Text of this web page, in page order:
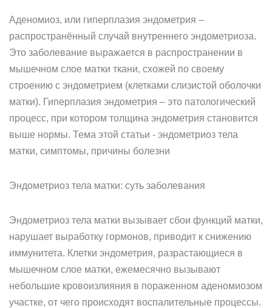
Аденомиоз, или гиперплазия эндометрия –
распространённый случай внутреннего эндометриоза.
Это заболевание выражается в распространении в
мышечном слое матки ткани, схожей по своему
строению с эндометрием (клетками слизистой оболочки
матки). Гиперплазия эндометрия – это патологический
процесс, при котором толщина эндометрия становится
выше нормы. Тема этой статьи - эндометриоз тела
матки, симптомы, причины болезни
Эндометриоз тела матки: суть заболевания
Эндометриоз тела матки вызывает сбои функций матки,
нарушает выработку гормонов, приводит к снижению
иммунитета. Клетки эндометрия, разрастающиеся в
мышечном слое матки, ежемесячно вызывают
небольшие кровоизлияния в пораженном аденомиозом
участке, от чего происходят воспалительные процессы.